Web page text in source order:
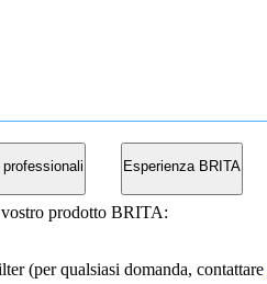
professionali Esperienza BRITA
vostro prodotto BRITA:
(per qualsiasi domanda, contattare